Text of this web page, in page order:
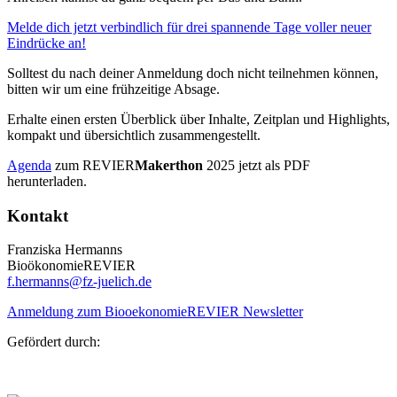
Melde dich jetzt verbindlich für drei spannende Tage voller neuer
Eindrücke an!
Solltest du nach deiner Anmeldung doch nicht teilnehmen können,
bitten wir um eine frühzeitige Absage.
Erhalte einen ersten Überblick über Inhalte, Zeitplan und Highlights,
kompakt und übersichtlich zusammengestellt.
Agenda zum REVIERMakerthon 2025 jetzt als PDF
herunterladen.
Kontakt
Franziska Hermanns
BioökonomieREVIER
f.hermanns@fz-juelich.de
Anmeldung zum BiooekonomieREVIER Newsletter
Gefördert durch: